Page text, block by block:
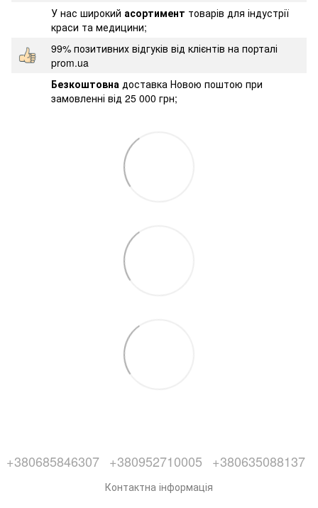
У нас широкий асортимент товарів для індустрії
краси та медицини;
99% позитивних відгуків від клієнтів на порталі
prom.ua
Безкоштовна доставка Новою поштою при
замовленні від 25 000 грн;
+380685846307 +380952710005 +380635088137
Контактна інформація